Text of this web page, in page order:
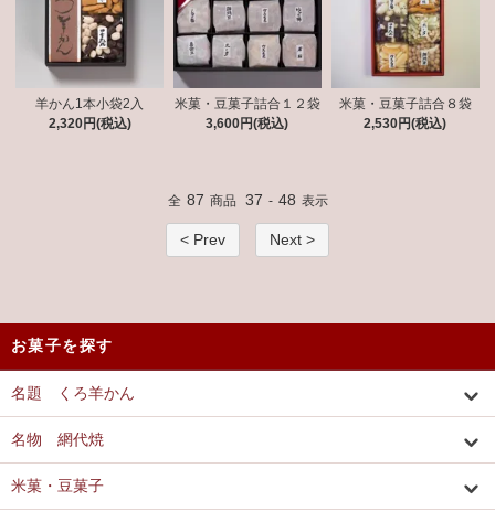
羊かん1本小袋2入
2,320円(税込)
米菓・豆菓子詰合１２袋
3,600円(税込)
米菓・豆菓子詰合８袋
2,530円(税込)
全 87 商品 37 - 48 表示
< Prev Next >
お菓子を探す
名題 くろ羊かん
名物 網代焼
米菓・豆菓子